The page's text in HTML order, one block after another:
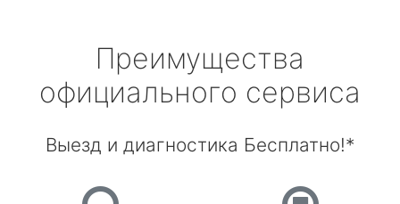
Преимущества
официального сервиса
Выезд и диагностика Бесплатно!*